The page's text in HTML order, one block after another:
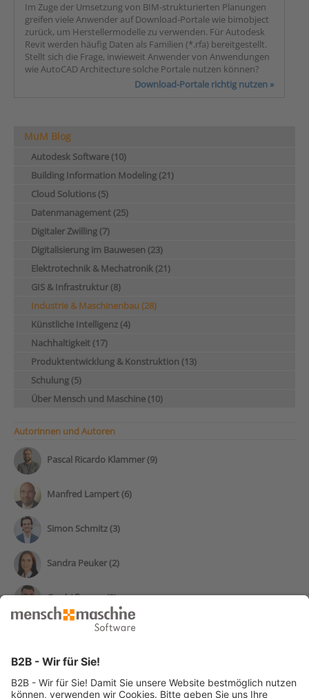
Im Zuge der Umsetzung von BIM-strukturierten Planungen
greifen viele Anwender auf Download-Portale wie bimobject
zurück, um Herstellermodelle zu verwenden. Für Autodesk
Revit werden häufig Daten als Familien (*.rfa) bereitgestellt.
Stellt sich die Frage, inwieweit Anwender von Anwendungen
wie AutoCAD Architecture solche Portale nutzen können?
Download-Portale richtig nutzen »
MuM Blog
Autodesk Software (10)
Building Information Modeling (21)
Cloud Solutions (5)
Datenmanagement (25)
Digitaler Zwilling (7)
Digitalisierung im Bauwesen (23)
Elektrotechnik & Mechatronik (21)
GIS & Infrastruktur (8)
Industrie & Maschinenbau (28)
Künstliche Intelligenz (4)
Nachhaltigkeit (17)
Produktentwicklung & Konstruktion (13)
Schulung (5)
Über Mensch und Maschine (10)
Autorinnen und Autoren
Pascal Ricardo Klammer (9)
Manfred Lampert (6)
Simon Schmitz (3)
Sandra Peuker (2)
Gerd Aßmann (2)
Stefan Schweitzer (1)
Tom Duck (1)